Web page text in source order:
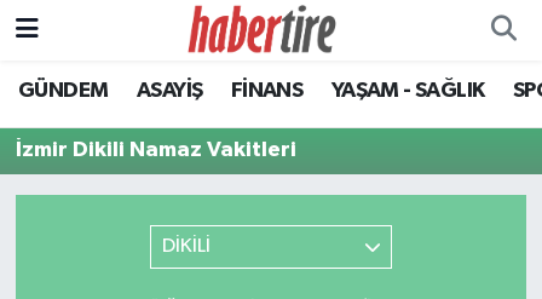
GÜNDEM ASAYİŞ FİNANS YAŞAM - SAĞLIK
İzmir Dikili Namaz Vakitleri
DİKİLİ
Tire Nöbetçi Eczaneler
Tire Hava Durumu